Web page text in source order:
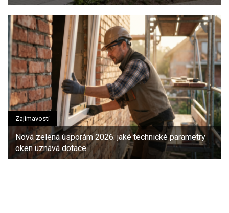
Zajímavosti
Nová zelená úsporám 2026: jaké technické parametry
oken uznává dotace